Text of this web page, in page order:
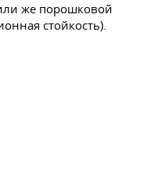
же порошковой
стойкость).